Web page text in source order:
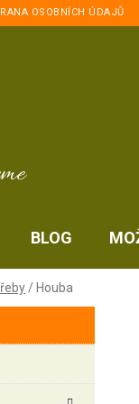
OSOBNÍCH ÚDAJŮ
BLOG
/ Houba